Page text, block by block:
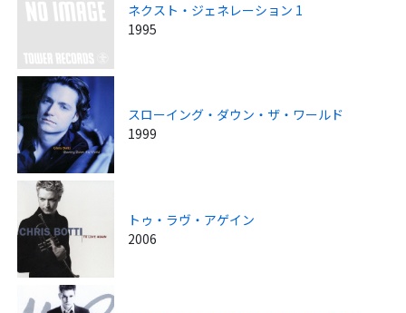
ネクスト・ジェネレーション 1
1995
スローイング・ダウン・ザ・ワールド
1999
トゥ・ラヴ・アゲイン
2006